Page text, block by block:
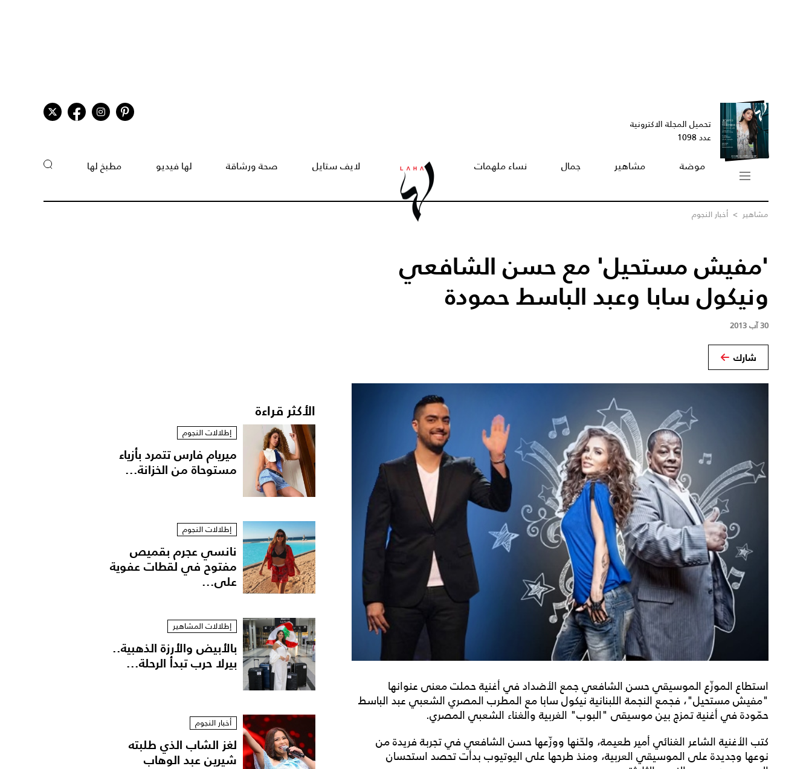
تحميل المجلة الاكترونية
عدد 1098
موضة مشاهير جمال نساء ملهمات لايف ستايل صحة ورشاقة لها فيديو مطبخ لها
مشاهير > أخبار النجوم
'مفيش مستحيل' مع حسن الشافعي
ونيكول سابا وعبد الباسط حمودة
30 آب 2013
شارك
استطاع الموزّع الموسيقي حسن الشافعي جمع الأضداد في أغنية حملت معنى عنوانها
"مفيش مستحيل"، فجمع النجمة اللبنانية نيكول سابا مع المطرب المصري الشعبي عبد الباسط
حمّودة في أغنية تمزج بين موسيقى "البوب" الغربية والغناء الشعبي المصري.
كتب الأغنية الشاعر الغنائي أمير طعيمة، ولحّنها ووزّعها حسن الشافعي في تجربة فريدة من
نوعها وجديدة على الموسيقي العربية، ومنذ طرحها على اليوتيوب بدأت تحصد استحسان
الأكثر قراءة
إطلالات النجوم
ميريام فارس تتمرد بأزياء
مستوحاة من الخزانة...
إطلالات النجوم
نانسي عجرم بقميص
مفتوح في لقطات عفوية
على...
إطلالات المشاهير
بالأبيض والأرزة الذهبية..
بيرلا حرب تبدأ الرحلة...
أخبار النجوم
لغز الشاب الذي طلبته
شيرين عبد الوهاب